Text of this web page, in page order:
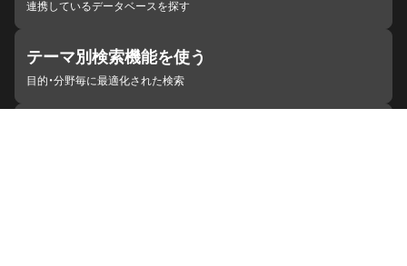
連携しているデータベースを探す
テーマ別検索機能を使う
目的・分野毎に最適化された検索